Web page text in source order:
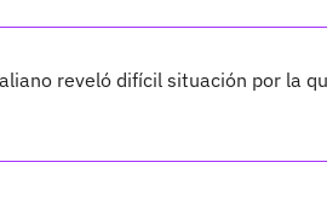
reveló difícil situación por la